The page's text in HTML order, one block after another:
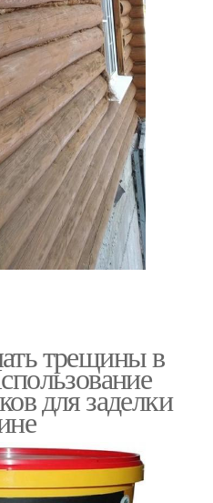
трещины в
для заделки